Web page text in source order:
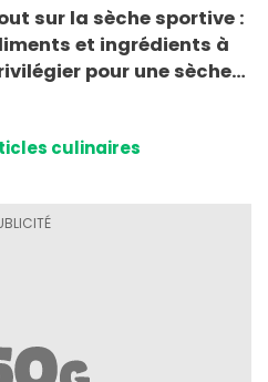
sur la sèche sportive :
et ingrédients à
pour une sèche
culinaires